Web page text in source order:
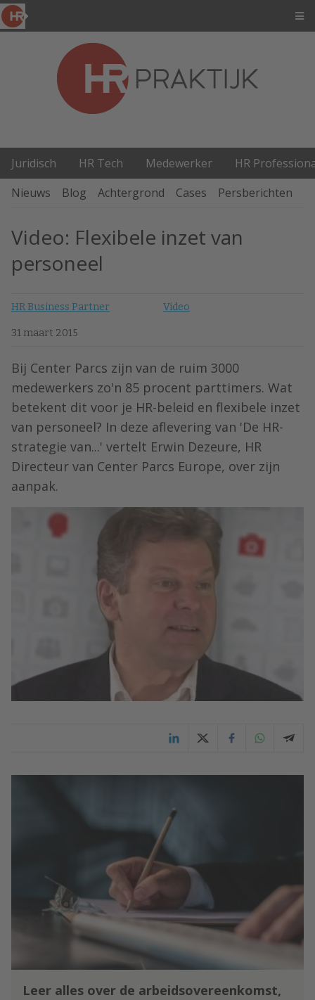
Juridisch HR Tech Medewerker
HR
Nieuws
Blog Achtergrond Cases Persberichten
Video: Flexibele inzet van
personeel
HR Business Partner Video
31 maart 2015
Bij Center Parcs zijn van de ruim 3000
medewerkers zo'n 85 procent parttimers. Wat
betekent dit voor je HR-beleid en flexibele inzet
van personeel? In deze aflevering van 'De HR-
strategie van...' vertelt Erwin Dezeure, HR
Directeur van Center Parcs Europe, over zijn
aanpak.
Leer alles over de arbeidsovereenkomst,